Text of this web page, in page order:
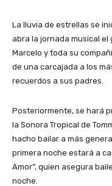
La lluvia de estrellas se
abra la jornada musical el
Marcelo y toda su
de una carcajada a los
recuerdos a sus padres.
Posteriormente, se hará
la Sonora Tropical de
hacho bailar a más
primera noche estará a
Amor”, quien asegura
noche.